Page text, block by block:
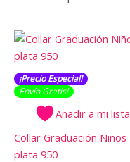
¡Precio Especial!
Envío Gratis​​​!
Añadir a mi lista
Collar Graduación Niños
plata 950